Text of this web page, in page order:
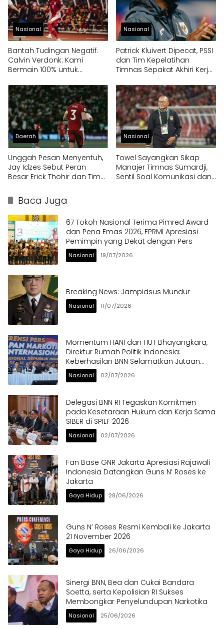
Nasional
Bantah Tudingan Negatif.
Calvin Verdonk: Kami
Bermain 100% untuk
Nasional
Patrick Kluivert Dipecat, PSSI
dan Tim Kepelatihan
Timnas Sepakat Akhiri Kerja
Daerah
Unggah Pesan Menyentuh,
Jay Idzes Sebut Peran
Besar Erick Thohir dan Tim
Nasional
Towel Sayangkan Sikap
Manajer Timnas Sumardji,
Sentil Soal Komunikasi dan
Baca Juga
67 Tokoh Nasional Terima Pimred Award
dan Pena Emas 2026, FPRMI Apresiasi
Pemimpin yang Dekat dengan Pers
Nasional 19/07/2026
Breaking News: Jampidsus Mundur
Nasional 11/07/2026
Momentum HANI dan HUT Bhayangkara,
Direktur Rumah Politik Indonesia:
Keberhasilan BNN Selamatkan Jutaan
Anak Bangsa dari Ancaman Narkoba
Nasional 02/07/2026
Delegasi BNN RI Tegaskan Komitmen
pada Kesetaraan Hukum dan Kerja Sama
SIBER di SPILF 2026
Nasional 02/07/2026
Fan Base GNR Jakarta Apresiasi Rajawali
Indonesia Datangkan Guns N’ Roses ke
Jakarta
Gaya Hidup 28/06/2026
Guns N’ Roses Resmi Kembali ke Jakarta
21 November 2026
Gaya Hidup 26/06/2026
Sinergi BNN, Bea dan Cukai Bandara
Soetta, serta Kepolisian RI Sukses
Membongkar Penyelundupan Narkotika
Nasional 25/06/2026